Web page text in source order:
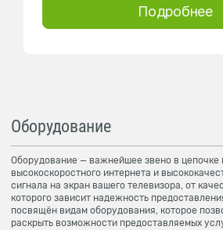
Подробнее
Оборудование
Оборудование — важнейшее звено в цепочке
высокоскоростного интернета и
сигнала на экран вашего телевизора, от
которого зависит надежность
посвящён видам оборудования, которое
раскрыть возможности предоставляемых